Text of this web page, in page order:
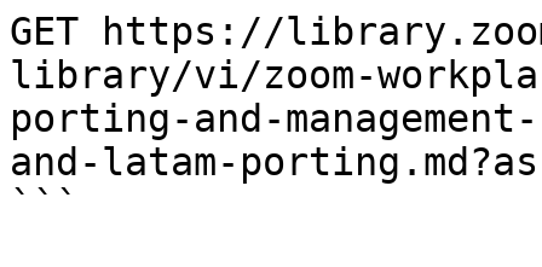
GET https://
library/vi/zoom-
porting-and-
and-latam-
```